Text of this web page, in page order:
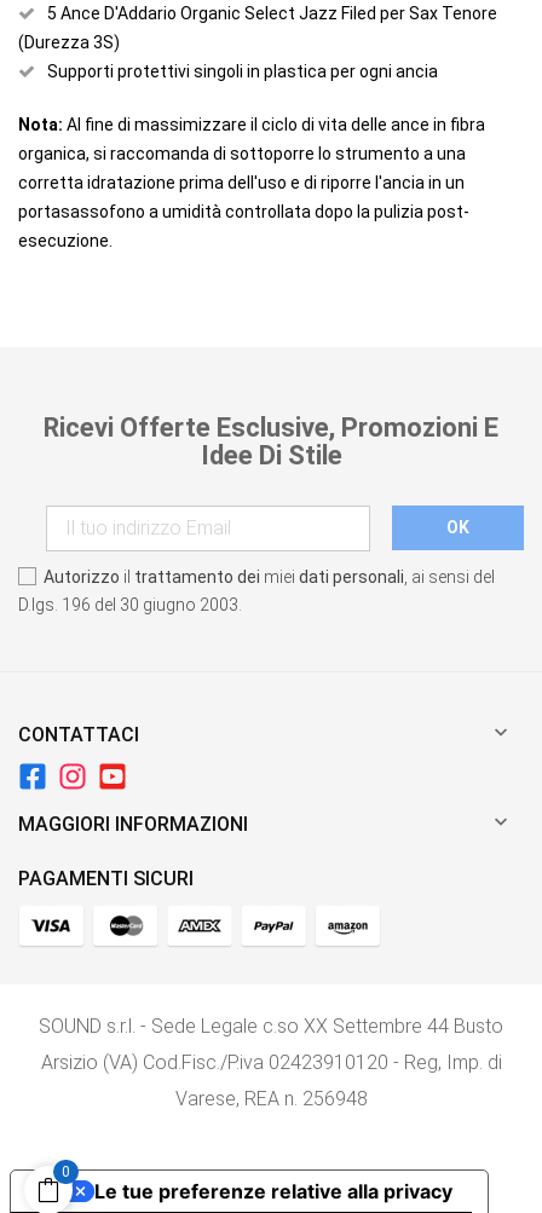
5 Ance D'Addario Organic Select Jazz Filed per Sax Tenore
(Durezza 3S)
Supporti protettivi singoli in plastica per ogni ancia
Nota: Al fine di massimizzare il ciclo di vita delle ance in fibra
organica, si raccomanda di sottoporre lo strumento a una
corretta idratazione prima dell'uso e di riporre l'ancia in un
portasassofono a umidità controllata dopo la pulizia post-
esecuzione.
Ricevi Offerte Esclusive, Promozioni E
Idee Di Stile
Autorizzo il trattamento dei miei dati personali , ai sensi del
D.lgs. 196 del 30 giugno 2003.
CONTATTACI 
MAGGIORI INFORMAZIONI 
PAGAMENTI SICURI
SOUND s.r.l. - Sede Legale c.so XX Settembre 44 Busto
Arsizio (VA) Cod.Fisc./P.iva 02423910120 - Reg, Imp. di
Varese, REA n. 256948
0
Le tue preferenze relative alla privacy